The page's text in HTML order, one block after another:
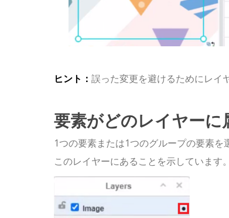
ヒント： 誤った変更を避けるためにレイ
要素がどのレイヤー
1つの要素または1つのグループの要素
このレイヤーにあることを示しています。